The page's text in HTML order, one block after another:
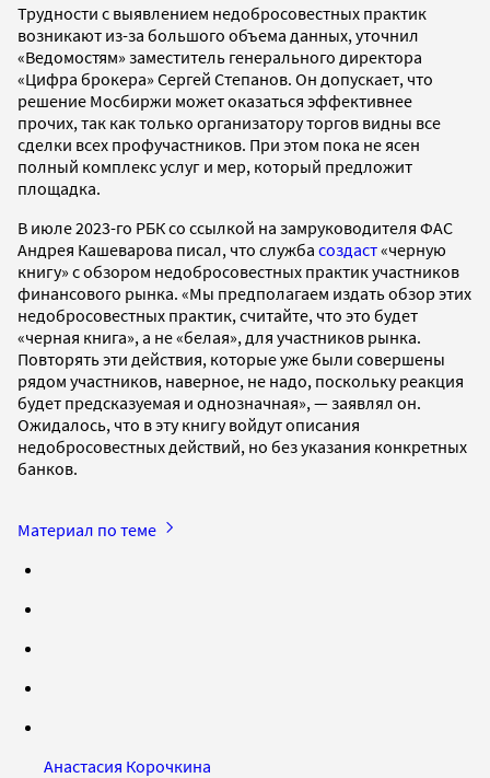
Трудности с выявлением недобросовестных практик
возникают из-за большого объема данных, уточнил
«Ведомостям» заместитель генерального директора
«Цифра брокера» Сергей Степанов. Он допускает, что
решение Мосбиржи может оказаться эффективнее
прочих, так как только организатору торгов видны все
сделки всех профучастников. При этом пока не ясен
полный комплекс услуг и мер, который предложит
площадка.
В июле 2023-го РБК со ссылкой на замруководителя ФАС
Андрея Кашеварова писал, что служба создаст«черную
книгу» с обзором недобросовестных практик участников
финансового рынка. «Мы предполагаем издать обзор этих
недобросовестных практик, считайте, что это будет
«черная книга», а не «белая», для участников рынка.
Повторять эти действия, которые уже были совершены
рядом участников, наверное, не надо, поскольку реакция
будет предсказуемая и однозначная», — заявлял он.
Ожидалось, что в эту книгу войдут описания
недобросовестных действий, но без указания конкретных
банков.
Материал по теме
Анастасия Корочкина